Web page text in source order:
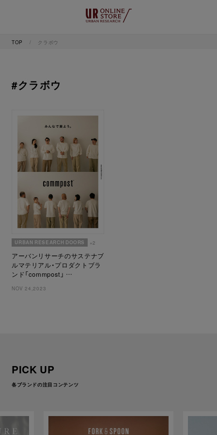
TOP クラボウ
#クラボウ
URBAN RESEARCH DOORS +2
アーバンリサーチのサステナブ
ルマテリアル・プロダクトブラ
ンド「commpost」
した、廃棄繊維由来のウェアを
NOV 24,2023
PICK UP
各ブランドの注目コンテンツ